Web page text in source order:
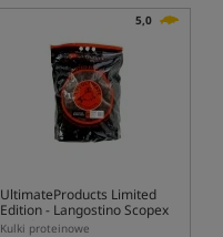
5,0
UltimateProducts Limited
Edition - Langostino Scopex
Squid
Kulki proteinowe